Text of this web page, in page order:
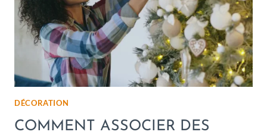
DÉCORATION
COMMENT ASSOCIER DES